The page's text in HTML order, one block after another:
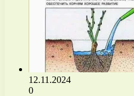
12.11.2024
0